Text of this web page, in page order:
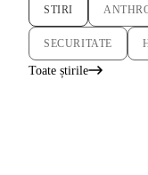
STIRI
SECURITATE
Toate știrile